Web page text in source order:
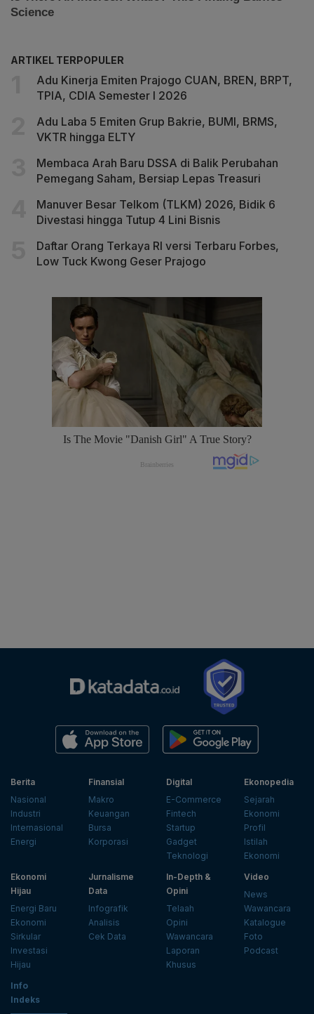
ARTIKEL TERPOPULER
Adu Kinerja Emiten Prajogo CUAN, BREN, BRPT,
TPIA, CDIA Semester I 2026
Adu Laba 5 Emiten Grup Bakrie, BUMI, BRMS,
VKTR hingga ELTY
Membaca Arah Baru DSSA di Balik Perubahan
Pemegang Saham, Bersiap Lepas Treasuri
Manuver Besar Telkom (TLKM) 2026, Bidik 6
Divestasi hingga Tutup 4 Lini Bisnis
Daftar Orang Terkaya RI versi Terbaru Forbes,
Low Tuck Kwong Geser Prajogo
Berita
Nasional
Industri
Internasional
Energi
Finansial
Makro
Keuangan
Bursa
Korporasi
Digital
E-Commerce
Fintech
Startup
Gadget
Teknologi
Ekonopedia
Sejarah
Ekonomi
Profil
Istilah
Ekonomi
Ekonomi
Hijau
Energi Baru
Ekonomi
Sirkular
Investasi
Hijau
Jurnalisme
Data
Infografik
Analisis
Cek Data
In-Depth &
Opini
Telaah
Opini
Wawancara
Laporan
Khusus
Video
News
Wawancara
Katalogue
Foto
Podcast
Info
Indeks